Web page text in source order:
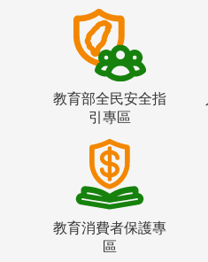
教育部全民安全指
引專區
教育消費者保護專
區